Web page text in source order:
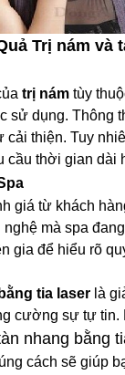
Trị nám và
trị nám tùy
sử dụng. Thông
cải thiện. Tuy
cầu thời gian dài
giá từ khách
mà spa
gia để hiểu rõ
tia laser là
cường sự tự tin.
nhang bằng
cách sẽ giúp